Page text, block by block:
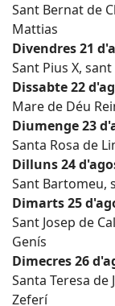
Sant Bernat de
Mattias
Divendres 21
Sant Pius X,
Dissabte 22
Mare de Déu
Diumenge 23
Santa Rosa de
Dilluns 24
Sant Bartomeu,
Dimarts 25
Sant Josep de
Genís
Dimecres 26
Santa Teresa de
Zeferí